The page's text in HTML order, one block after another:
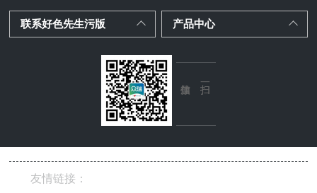
联系好色先生污版 产品中心
友情链接：